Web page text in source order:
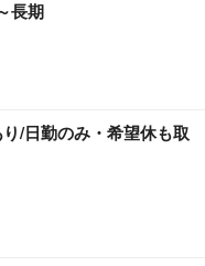
長期
/日勤のみ・希望休も取